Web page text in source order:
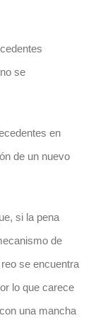
se
en
de un nuevo
si la pena
de
se encuentra
lo que carece
una mancha